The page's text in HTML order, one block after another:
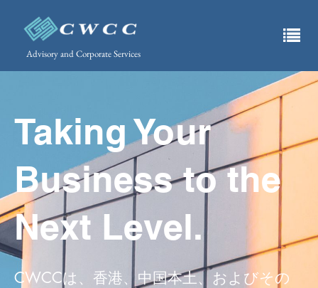
Advisory and Corporate Services
Taking Your
Business to the
Next Level.
CWCCは、香港、中国本土、およびその